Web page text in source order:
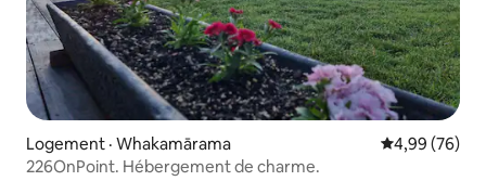
Logement · Whakamārama Note
4,99 (76)
226OnPoint. Hébergement de charme.